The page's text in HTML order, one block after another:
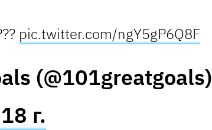
pic.twitter.com/ngY5gP6Q8F
(@101greatgoals)
г.